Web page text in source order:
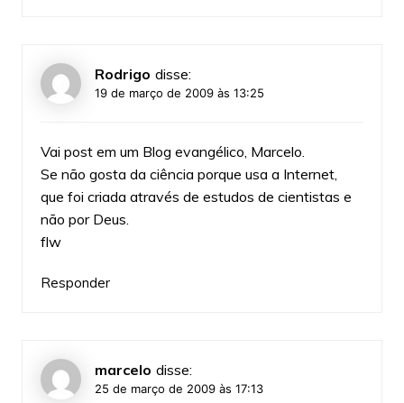
Rodrigo disse:
19 de março de 2009 às 13:25
Vai post em um Blog evangélico, Marcelo.
Se não gosta da ciência porque usa a Internet,
que foi criada através de estudos de cientistas e
não por Deus.
flw
Responder
marcelo disse:
25 de março de 2009 às 17:13